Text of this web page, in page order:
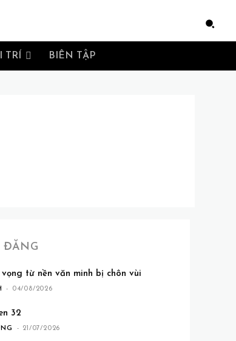
TRÍ BIÊN TẬP
ĐĂNG
từ nền văn minh bị chôn vùi
- 04/08/2026
32
- 21/07/2026